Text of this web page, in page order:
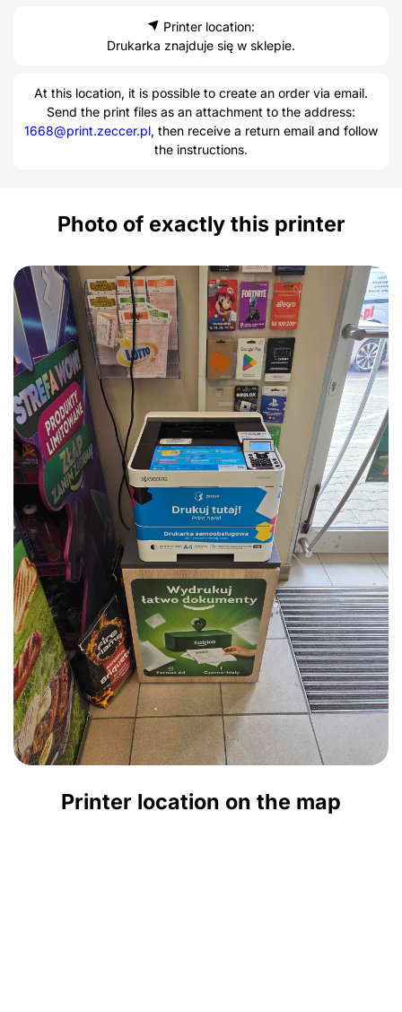
Printer location:
Drukarka znajduje się w sklepie.
At this location, it is possible to create an order via email.
Send the print files as an attachment to the address:
1668@print.zeccer.pl, then receive a return email and follow
the instructions.
Photo of exactly this printer
Printer location on the map